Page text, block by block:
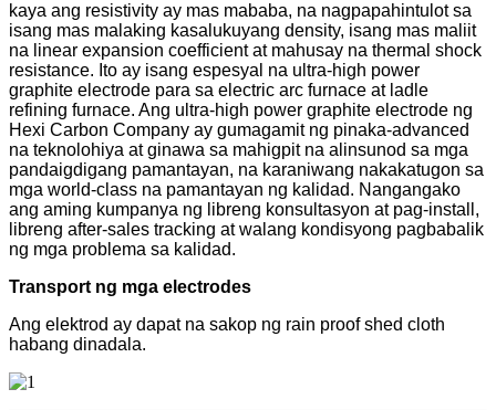
kaya ang resistivity ay mas mababa, na nagpapahintulot sa
isang mas malaking kasalukuyang density, isang mas maliit
na linear expansion coefficient at mahusay na thermal shock
resistance. Ito ay isang espesyal na ultra-high power
graphite electrode para sa electric arc furnace at ladle
refining furnace. Ang ultra-high power graphite electrode ng
Hexi Carbon Company ay gumagamit ng pinaka-advanced
na teknolohiya at ginawa sa mahigpit na alinsunod sa mga
pandaigdigang pamantayan, na karaniwang nakakatugon sa
mga world-class na pamantayan ng kalidad. Nangangako
ang aming kumpanya ng libreng konsultasyon at pag-install,
libreng after-sales tracking at walang kondisyong pagbabalik
ng mga problema sa kalidad.
Transport ng mga electrodes
Ang elektrod ay dapat na sakop ng rain proof shed cloth
habang dinadala.